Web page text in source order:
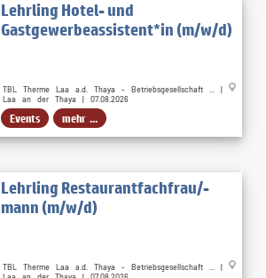
Lehrling Hotel- und
Gastgewerbeassistent*in (m/w/d)
TBL Therme Laa a.d. Thaya - Betriebsgesellschaft ... |
Laa an der Thaya | 07.08.2026
Events mehr ...
Lehrling Restaurantfachfrau/-
mann (m/w/d)
TBL Therme Laa a.d. Thaya - Betriebsgesellschaft ... |